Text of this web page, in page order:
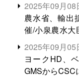
2025年09月08
農水省、輸出
催/小泉農水大
る。米増産に
2025年09月05
ヨークHD、
GMSからCSC